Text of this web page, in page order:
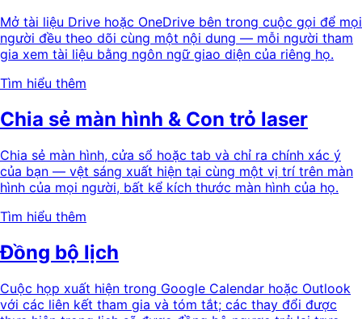
Mở tài liệu Drive hoặc OneDrive bên trong cuộc gọi để mọi
người đều theo dõi cùng một nội dung — mỗi người tham
gia xem tài liệu bằng ngôn ngữ giao diện của riêng họ.
Tìm hiểu thêm
Chia sẻ màn hình & Con trỏ laser
Chia sẻ màn hình, cửa sổ hoặc tab và chỉ ra chính xác ý
của bạn — vệt sáng xuất hiện tại cùng một vị trí trên màn
hình của mọi người, bất kể kích thước màn hình của họ.
Tìm hiểu thêm
Đồng bộ lịch
Cuộc họp xuất hiện trong Google Calendar hoặc Outlook
với các liên kết tham gia và tóm tắt; các thay đổi được